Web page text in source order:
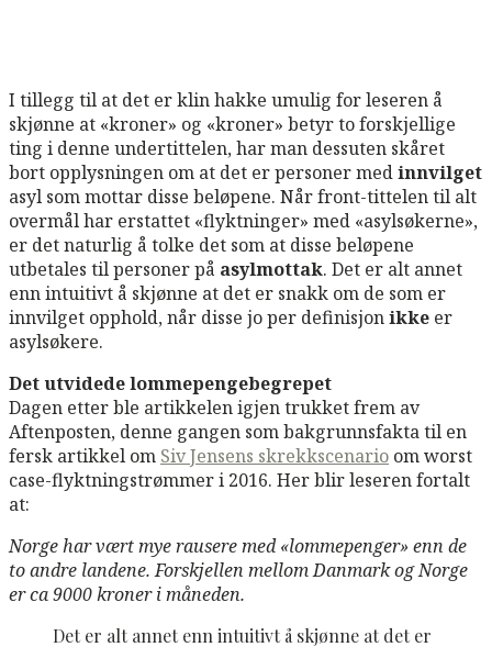
​I tillegg til at det er klin hakke umulig for leseren å
skjønne at «kroner» og «kroner» betyr to forskjellige
ting i denne undertittelen, har man dessuten skåret
bort opplysningen om at det er personer medinnvilget
asyl som mottar disse beløpene. Når front-tittelen til alt
overmål har erstattet «flyktninger» med «asylsøkerne»,
er det naturlig å tolke det som at disse beløpene
utbetales til personer på asylmottak. Det er alt annet
enn intuitivt å skjønne at det er snakk om de som er
innvilget opphold, når disse jo per definisjonikke er
asylsøkere.
Det utvidede lommepengebegrepet
Dagen etter ble artikkelen igjen trukket frem av
Aftenposten, denne gangen som bakgrunnsfakta til en
fersk artikkel om Siv Jensens skrekkscenario om worst
case-flyktningstrømmer i 2016. Her blir leseren fortalt
at:
Norge har vært mye rausere med «lommepenger» enn de
to andre landene. Forskjellen mellom Danmark og Norge
er ca 9000 kroner i måneden.
Det er alt annet enn intuitivt å skjønne at det er